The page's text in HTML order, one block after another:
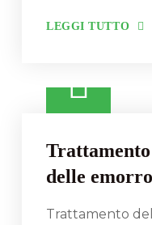
LEGGI TUTTO
delle
Trattamento